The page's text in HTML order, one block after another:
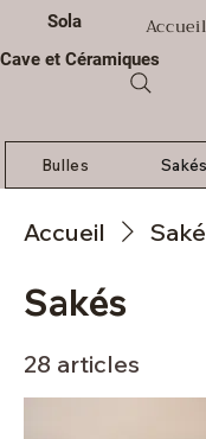
Cave et Céramiques
Sola Accueil
Accueil
Sakés
28 articles
Bulles Sakés